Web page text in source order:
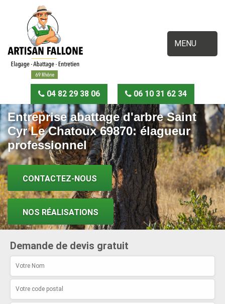
MENU
04 82 29 38 06 06 10 31 62 34
Entreprise abattage d'arbre Saint
Cyr Le Chatoux 69870: élagueur
professionnel
CONTACTEZ-NOUS
NOS RÉALISATIONS
Demande de devis gratuit